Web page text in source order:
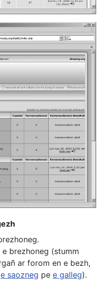
brezhoneg (stumm
ar forom en e bezh,
e saozneg pe e galleg).